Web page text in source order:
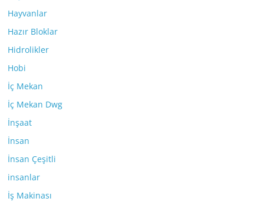
Hayvanlar
Hazır Bloklar
Hidrolikler
Hobi
İç Mekan
İç Mekan Dwg
İnşaat
İnsan
İnsan Çeşitli
insanlar
İş Makinası